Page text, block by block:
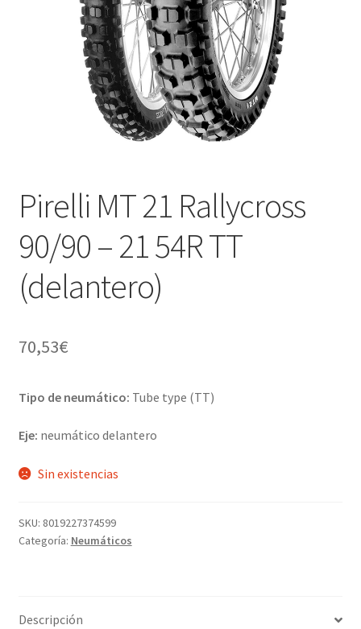
Pirelli MT 21 Rallycross
90/90 – 21 54R TT
(delantero)
70,53€
Tipo de neumático: Tube type (TT)
Eje: neumático delantero
Sin existencias
SKU: 8019227374599
Categoría: Neumáticos
Descripción